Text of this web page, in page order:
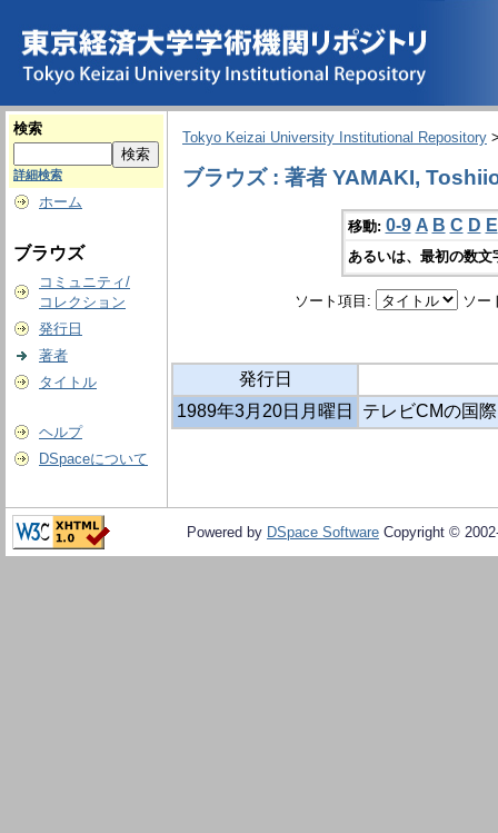
検索
詳細検索
ホーム
ブラウズ
コミュニティ/
コレクション
発行日
著者
タイトル
ヘルプ
DSpaceについて
Tokyo Keizai University Institutional Repository
ブラウズ : 著者 YAMAKI,
移動: 0-9 A B C D E
あるいは、最初の数
ソート項目: ソー
発行日
1989年3月20日月曜日
テレビCMの国
Powered by DSpace Software Copyright ©